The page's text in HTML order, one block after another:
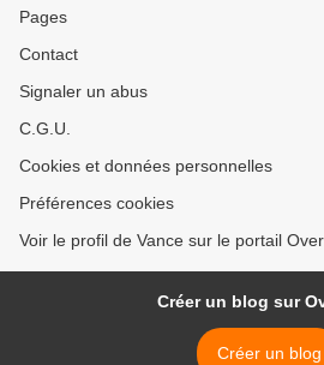
Pages
Contact
Signaler un abus
C.G.U.
Cookies et données personnelles
Préférences cookies
Voir le profil de Vance sur le portail
Créer un blog sur
Créer un blog